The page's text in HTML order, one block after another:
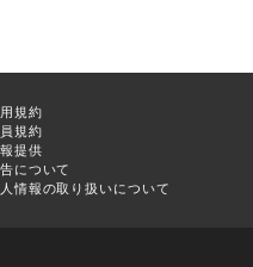
規約
規約
提供
について
情報の取り扱いについて